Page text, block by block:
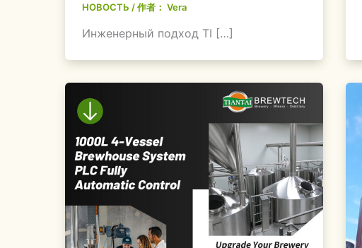
НОВОСТЬ / 作者： Vera
Инженерный подход TI […]